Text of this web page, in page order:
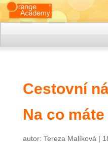
Kurzy
Kurzy
Kurzy
Cestovní
Na co
autor: Tereza Malíková |